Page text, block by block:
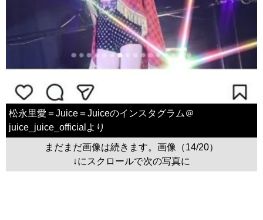
松永里愛＝Juice＝Juiceのインスタグラム＠
juice_juice_officialより
まだまだ画像は続きます。画像（14/20）
↓にスクロールで次の写真に